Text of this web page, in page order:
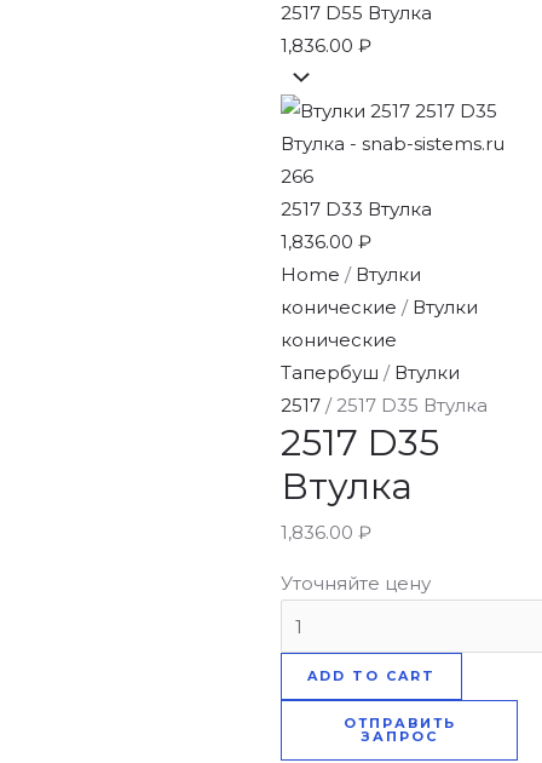
2517 D55 Втулка
1,836.00₽
2517 D33 Втулка
1,836.00₽
Home / Втулки
конические / Втулки
конические
Тапербуш / Втулки
2517 / 2517 D35 Втулка
2517 D35
Втулка
1,836.00₽
Уточняйте цену
ADD TO CART
ОТПРАВИТЬ
ЗАПРОС